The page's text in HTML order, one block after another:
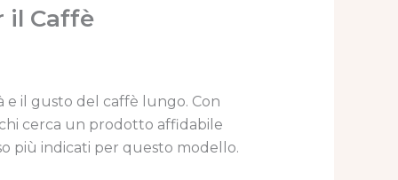
il Caffè
e il gusto del caffè lungo. Con
cerca un prodotto affidabile
più indicati per questo modello.